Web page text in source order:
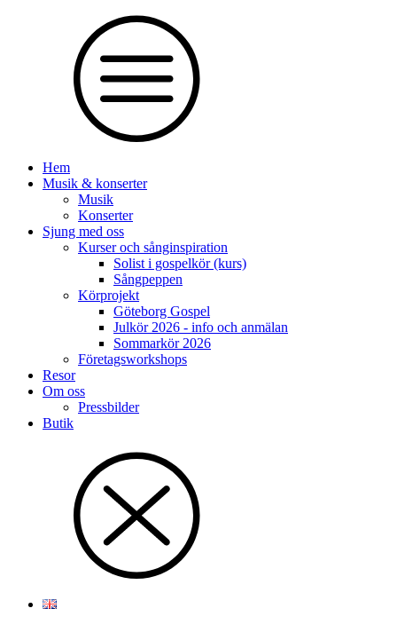
Hem
Musik & konserter
Musik
Konserter
Sjung med oss
Kurser och sånginspiration
Solist i gospelkör (kurs)
Sångpeppen
Körprojekt
Göteborg Gospel
Julkör 2026 - info och anmälan
Sommarkör 2026
Företagsworkshops
Resor
Om oss
Pressbilder
Butik